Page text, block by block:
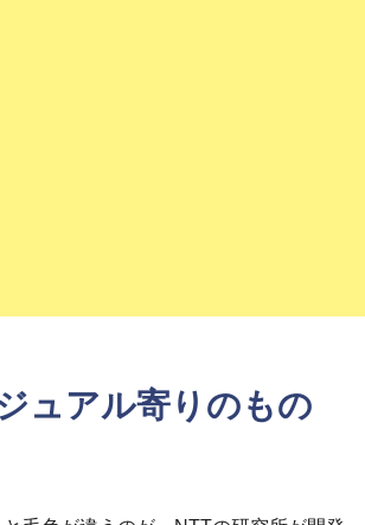
ュアル寄りのもの